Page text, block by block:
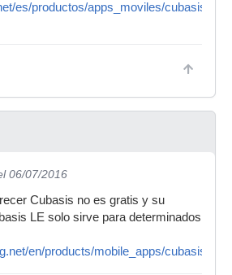
es/productos/apps_moviles/cubasis/
06/07/2016
Cubasis no es gratis y su
LE solo sirve para determinados
en/products/mobile_apps/cubasis_le/